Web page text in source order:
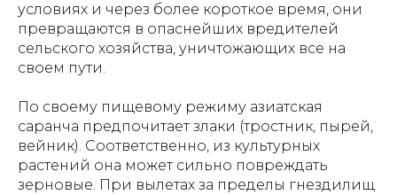
условиях и через более короткое время, они
превращаются в опаснейших вредителей
сельского хозяйства, уничтожающих все на
своем пути.
По своему пищевому режиму азиатская
саранча предпочитает злаки (тростник, пырей,
вейник). Соответственно, из культурных
растений она может сильно повреждать
зерновые. При вылетах за пределы гнездилищ